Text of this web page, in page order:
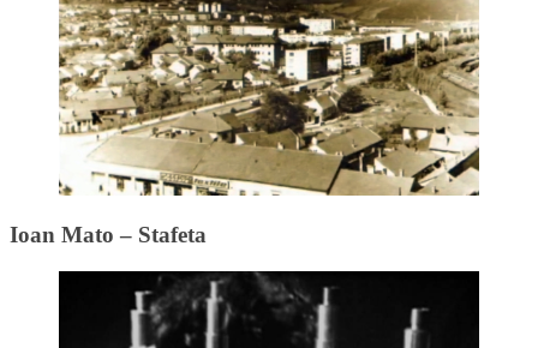
Ioan Mato – Stafeta